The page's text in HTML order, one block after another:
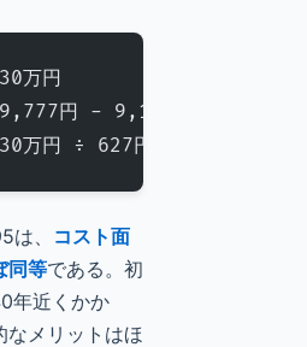
万円
9,777円 - 9,150円 = 627円
30万円 ÷ 627円 = 478.6ヶ月
、 コスト面
同等である。初
年近くかか
なメリットはほ